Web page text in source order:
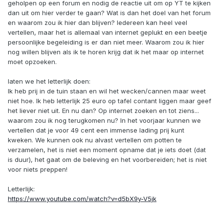
geholpen op een forum en nodig de reactie uit om op YT te kijken
dan uit om hier verder te gaan? Wat is dan het doel van het forum
en waarom zou ik hier dan blijven? Iedereen kan heel veel
vertellen, maar het is allemaal van internet geplukt en een beetje
persoonlijke begeleiding is er dan niet meer. Waarom zou ik hier
nog willen blijven als ik te horen krijg dat ik het maar op internet
moet opzoeken.
laten we het letterlijk doen:
Ik heb prij in de tuin staan en wil het wecken/cannen maar weet
niet hoe. Ik heb letterlijk 25 euro op tafel contant liggen maar geef
het liever niet uit. En nu dan? Op internet zoeken en tot ziens...
waarom zou ik nog terugkomen nu? In het voorjaar kunnen we
vertellen dat je voor 49 cent een immense lading prij kunt
kweken. We kunnen ook nu alvast vertellen om potten te
verzamelen, het is niet een moment opname dat je iets doet (dat
is duur), het gaat om de beleving en het voorbereiden; het is niet
voor niets preppen!
Letterlijk:
https://www.youtube.com/watch?v=d5bX9y-V5jk